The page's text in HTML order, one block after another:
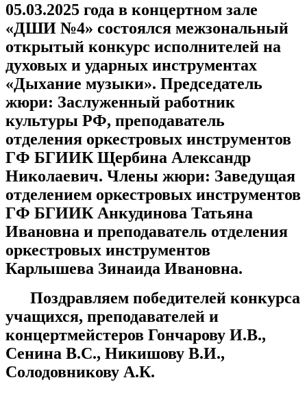
05.03.2025 года в концертном зале
«ДШИ №4» состоялся межзональный
открытый конкурс исполнителей на
духовых и ударных инструментах
«Дыхание музыки». Председатель
жюри: Заслуженный работник
культуры РФ, преподаватель
отделения оркестровых инструментов
ГФ БГИИК Щербина Александр
Николаевич. Члены жюри: Заведущая
отделением оркестровых инструментов
ГФ БГИИК Анкудинова Татьяна
Ивановна и преподаватель отделения
оркестровых инструментов
Карлышева Зинаида Ивановна.
Поздравляем победителей конкурса
учащихся, преподавателей и
концертмейстеров Гончарову И.В.,
Сенина В.С., Никишову В.И.,
Солодовникову А.К.